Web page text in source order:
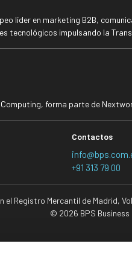
líder en marketing B2B,
tecnológicos impulsando la
forma parte de
Contactos
+91 313 79 00
el Registro Mercantil de Madrid,
© 2026 BPS